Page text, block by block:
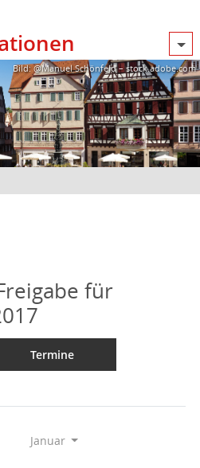
Bild: @Manuel Schönfeld – stock.adobe.com
für
Termine
Januar